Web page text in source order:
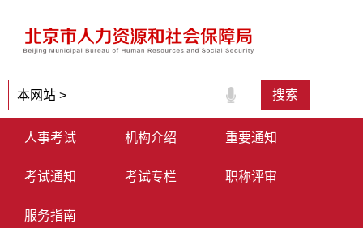
人事考试 机构介绍 重要通知
考试通知 考试专栏 职称评审
服务指南